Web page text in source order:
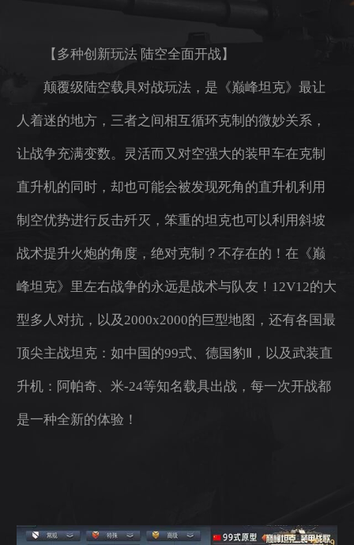
【多种创新玩法 陆空全面开战】
颠覆级陆空载具对战玩法，是《巅峰坦克》最让
人着迷的地方，三者之间相互循环克制的微妙关系，
让战争充满变数。灵活而又对空强大的装甲车在克制
直升机的同时，却也可能会被发现死角的直升机利用
制空优势进行反击歼灭，笨重的坦克也可以利用斜坡
战术提升火炮的角度，绝对克制？不存在的！在《巅
峰坦克》里左右战争的永远是战术与队友！12V12的大
型多人对抗，以及2000x2000的巨型地图，还有各国最
顶尖主战坦克：如中国的99式、德国豹Ⅱ，以及武装直
升机：阿帕奇、米-24等知名载具出战，每一次开战都
是一种全新的体验！